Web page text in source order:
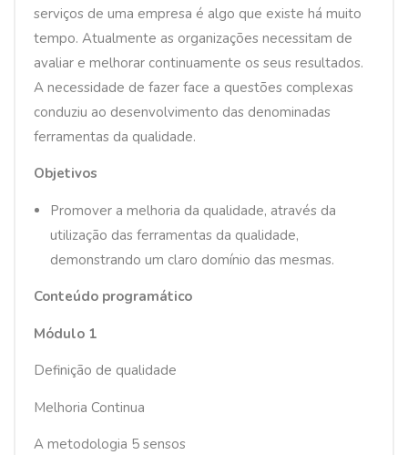
e
e
serviços de uma empresa é algo que existe há muito
tempo. Atualmente as organizações necessitam de
avaliar e melhorar continuamente os seus resultados.
A necessidade de fazer face a questões complexas
conduziu ao desenvolvimento das denominadas
ferramentas da qualidade.
Objetivos
Promover a melhoria da qualidade, através da
utilização das ferramentas da qualidade,
demonstrando um claro domínio das mesmas.
Conteúdo programático
Módulo 1
Definição de qualidade
Melhoria Continua
A metodologia 5 sensos